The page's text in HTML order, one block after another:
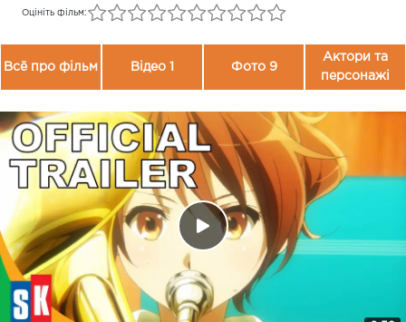
Оцініть фільм:
Всё про фільм Відео 1 Фото 9
Актори та
персонажі